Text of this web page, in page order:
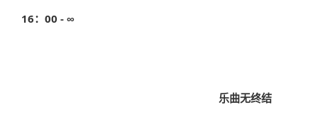
16： 00 - ∞
乐曲无终结